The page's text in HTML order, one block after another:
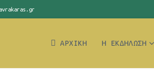
ΑΡΧΙΚΉ Η ΕΚΔΉΛΩΣΗ